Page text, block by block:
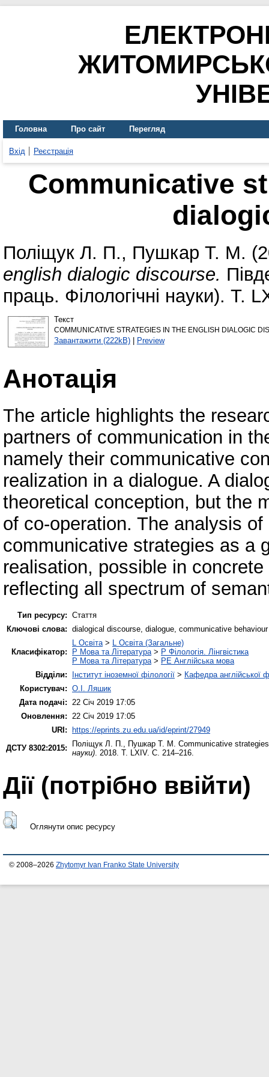
Головна Про сайт Перегляд
Вхід Реєстрація
Communicative
Поліщук Л. П., Пушкар Т. М.
english dialogic discourse.
праць. Філологічні науки). Т.
Текст
COMMUNICATIVE STRATEGIES IN THE ENGLISH DIALOGIC
Завантажити (222kB)| Preview
Анотація
The article highlights the
partners of communication in
namely their communicative
realization in a dialogue. A
theoretical conception, but the
of co-operation. The analysis
communicative strategies as a
realisation, possible in
reflecting all spectrum of
Тип ресурсу: Стаття
Ключові слова: dialogical discourse, dialogue, communicative behaviour
Класифікатор:
L Освіта > L Освіта (Загальне)
P Мова та Література > P Філологія. Лінгвістика
P Мова та Література > PE Англійська мова
Відділи:
Інститут іноземної філології > Кафедра англійської
Користувач: О.І. Ляшик
Дата подачі:
22 Січ 2019 17:05
Оновлення:
22 Січ 2019 17:05
URI: https://eprints.zu.edu.ua/id/eprint/27949
ДСТУ 8302:2015:
Поліщук Л. П. Пушкар Т. М. Communicative
науки) . 2018. Т. LXIV. С. 214–216.
Дії ​​(потрібно ввійти)
Оглянути опис ресурсу
© 2008–2026 Zhytomyr Ivan Franko State University